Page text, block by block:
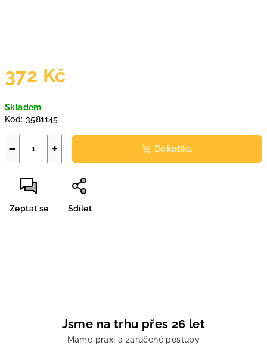
372 Kč
cena:
Skladem
Kód: 3581145
+
− Do košíku
Zeptat se Sdílet
Jsme na trhu přes 26 let
Máme praxi a zaručené postupy